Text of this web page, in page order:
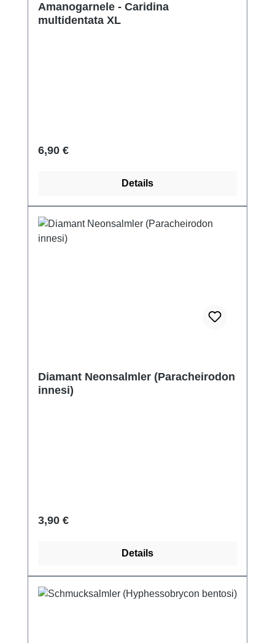
Amanogarnele - Caridina
multidentata XL
Regulärer Preis:
6,90 €
Details
Diamant Neonsalmler (Paracheirodon
innesi)
Regulärer Preis:
3,90 €
Details